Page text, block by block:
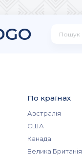
По країнах
Австралія
США
Канада
Велика Британія